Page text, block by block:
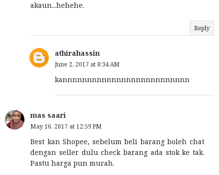
akaun...hehehe.
Reply
athirahassin
June 2, 2017 at 8:34 AM
kannnnnnnnnnnnnnnnnnnnnnnnnn
mas saari
May 16, 2017 at 12:59 PM
Best kan Shopee, sebelum beli barang boleh chat
dengan seller dulu check barang ada stok ke tak.
Pastu harga pun murah.